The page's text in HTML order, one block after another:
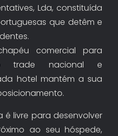
Lda, constituída
que detêm e
comercial para
trade nacional e
hotel mantém a sua
livre para desenvolver
ao seu hóspede,